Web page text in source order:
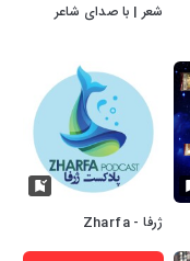
شعر | با صدای شاعر
ژرفا - Zharfa